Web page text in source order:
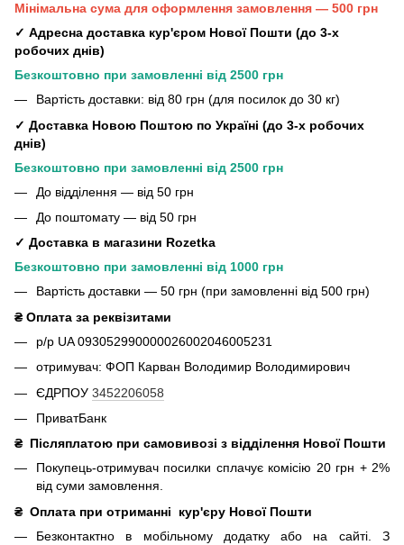
Мінімальна сума для оформлення замовлення — 500 грн
✓ Адресна доставка кур'єром Нової Пошти (до 3-х
робочих днів)
Безкоштовно при замовленні від 2500 грн
Вартість доставки: від 80 грн (для посилок до 30 кг)
✓ Доставка Новою Поштою по Україні (до 3-х робочих
днів)
Безкоштовно при замовленні від 2500 грн
До відділення — від 50 грн
До поштомату — від 50 грн
✓ Доставка в магазини Rozetka
Безкоштовно при замовленні від 1000 грн
Вартість доставки — 50 грн (при замовленні від 500 грн)
₴ Оплата за реквізитами
р/р UA 093052990000026002046005231
отримувач: ФОП Карван Володимир Володимирович
ЄДРПОУ 3452206058
ПриватБанк
₴ Післяплатою при самовивозі з відділення Нової Пошти
Покупець-отримувач посилки сплачує комісію 20 грн + 2%
від суми замовлення.
₴ Оплата при отриманні
кур'єру Нової Пошти
Безконтактно в мобільному додатку або на сайті. З